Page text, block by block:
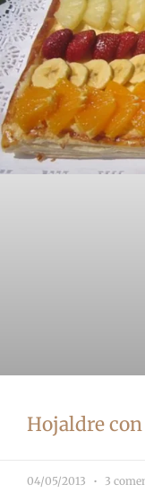
Hojaldre
04/05/2013 3